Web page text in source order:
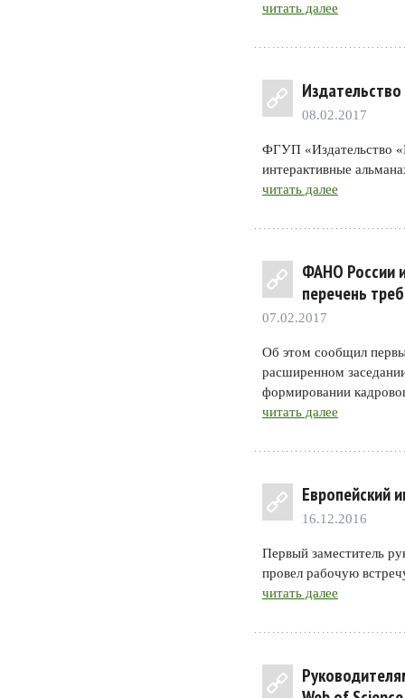
читать далее
08.02.2017
ФГУП «Издательство
интерактивные
читать далее
ФАНО России
перечень
07.02.2017
Об этом сообщил
расширенном
формировании
читать далее
Европейский
16.12.2016
Первый заместитель
провел рабочую
читать далее